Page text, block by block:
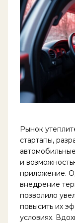
Рынок
стартапы,
и
приложение.
внедрение
позволило
повысить их
условиях.